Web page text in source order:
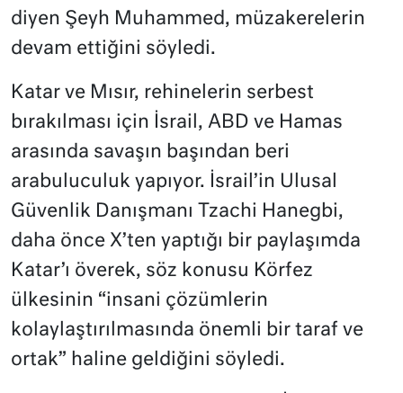
diyen Şeyh Muhammed, müzakerelerin
devam ettiğini söyledi.
Katar ve Mısır, rehinelerin serbest
bırakılması için İsrail, ABD ve Hamas
arasında savaşın başından beri
arabuluculuk yapıyor. İsrail’in Ulusal
Güvenlik Danışmanı Tzachi Hanegbi,
daha önce X’ten yaptığı bir paylaşımda
Katar’ı överek, söz konusu Körfez
ülkesinin “insani çözümlerin
kolaylaştırılmasında önemli bir taraf ve
ortak” haline geldiğini söyledi.